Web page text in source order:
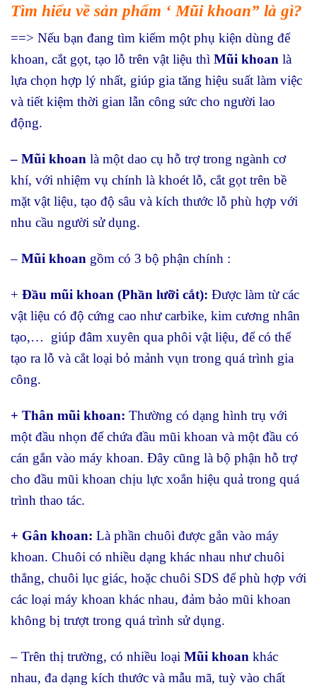
Tìm hiểu về sản phẩm ‘ Mũi khoan” là gì?
==> Nếu bạn đang tìm kiếm một phụ kiện dùng để
khoan, cắt gọt, tạo lỗ trên vật liệu thì Mũi khoan là
lựa chọn hợp lý nhất, giúp gia tăng hiệu suất làm việc
và tiết kiệm thời gian lẫn công sức cho người lao
động.
– Mũi khoan là một dao cụ hỗ trợ trong ngành cơ
khí, với nhiệm vụ chính là khoét lỗ, cắt gọt trên bề
mặt vật liệu, tạo độ sâu và kích thước lỗ phù hợp với
nhu cầu người sử dụng.
– Mũi khoan gồm có 3 bộ phận chính :
+ Đầu mũi khoan (Phần lưỡi cắt): Được làm từ các
vật liệu có độ cứng cao như carbike, kim cương nhân
tạo,… giúp đâm xuyên qua phôi vật liệu, để có thể
tạo ra lỗ và cắt loại bỏ mảnh vụn trong quá trình gia
công.
+ Thân mũi khoan: Thường có dạng hình trụ với
một đầu nhọn để chứa đầu mũi khoan và một đầu có
cán gắn vào máy khoan. Đây cũng là bộ phận hỗ trợ
cho đầu mũi khoan chịu lực xoắn hiệu quả trong quá
trình thao tác.
+ Gân khoan: Là phần chuôi được gắn vào máy
khoan. Chuôi có nhiều dạng khác nhau như chuôi
thẳng, chuôi lục giác, hoặc chuôi SDS để phù hợp với
các loại máy khoan khác nhau, đảm bảo mũi khoan
không bị trượt trong quá trình sử dụng.
– Trên thị trường, có nhiều loại Mũi khoan khác
nhau, đa dạng kích thước và mẫu mã, tuỳ vào chất